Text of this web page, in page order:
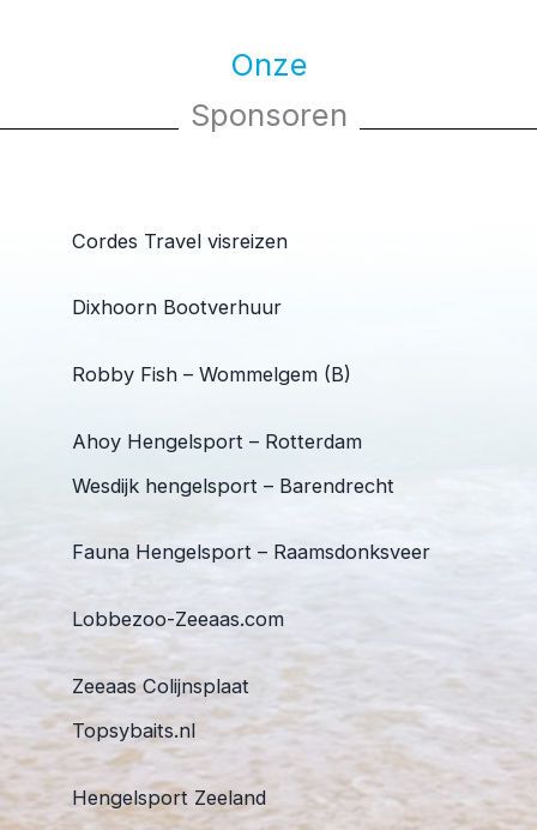
Onze
Sponsoren
Cordes Travel visreizen
Dixhoorn Bootverhuur
Robby Fish – Wommelgem (B)
Ahoy Hengelsport – Rotterdam
Wesdijk hengelsport – Barendrecht
Fauna Hengelsport – Raamsdonksveer
Lobbezoo-Zeeaas.com
Zeeaas Colijnsplaat
Topsybaits.nl
Hengelsport Zeeland